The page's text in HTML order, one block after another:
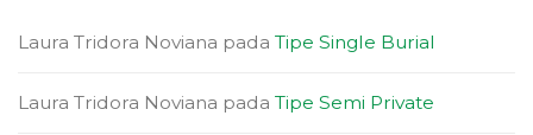
Laura Tridora Noviana pada Tipe Single Burial
Laura Tridora Noviana pada Tipe Semi Private